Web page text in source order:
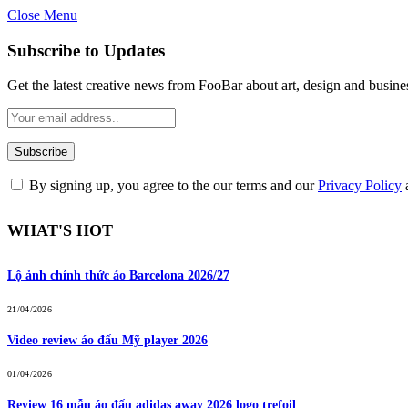
Close Menu
Subscribe to Updates
Get the latest creative news from FooBar about art, design and
By signing up, you agree to the our terms and ourPrivacy Policy
WHAT'S HOT
Lộ ảnh chính thức áo Barcelona 2026/27
21/04/2026
Video review áo đấu Mỹ player 2026
01/04/2026
Review 16 mẫu áo đấu adidas away 2026 logo trefoil